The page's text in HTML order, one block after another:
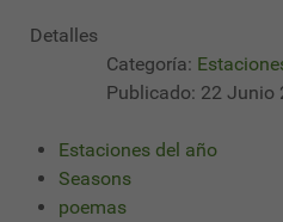
Detalles
Categoría:
Publicado: 22 Junio
Estaciones del año
Seasons
poemas